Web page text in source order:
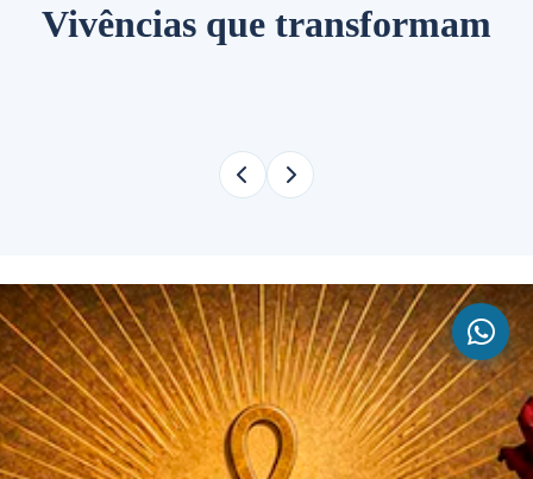
Vivências que transformam